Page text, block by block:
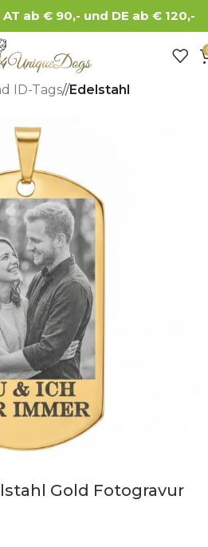
ab € 90,- und DE ab € 120,-
ID-Tags/ Edelstahl
Gold Fotogravur